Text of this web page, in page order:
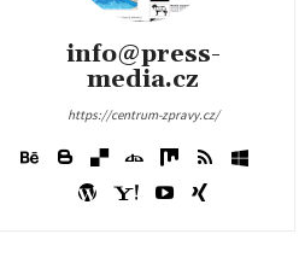
info@press-
media.cz
https://centrum-zpravy.cz/